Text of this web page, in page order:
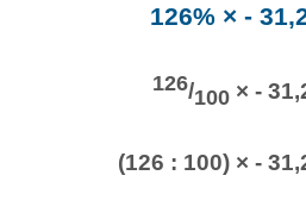
126% × -
126/100 × -
(126 : 100) × -